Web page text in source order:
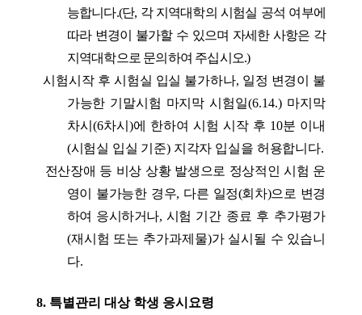
능합니다.(단, 각 지역대학의 시험실 공석 여부에
따라 변경이 불가할 수 있으며 자세한 사항은 각
지역대학으로 문의하여 주십시오.)
시험시작 후 시험실 입실 불가하나, 일정 변경이 불
가능한 기말시험 마지막 시험일(6.14.) 마지막
차시 (6차시 )에 한하여 시험 시작 후 10분 이내
(시험실 입실 기준) 지각자 입실을 허용합니다.
전산장애 등 비상 상황 발생으로 정상적인 시험 운
영이 불가능한 경우, 다른 일정(회차)으로 변경
하여 응시하거나, 시험 기간 종료 후 추가평가
(재시험 또는 추가과제물)가 실시될 수 있습니
다.
8. 특별관리 대상 학생 응시요령